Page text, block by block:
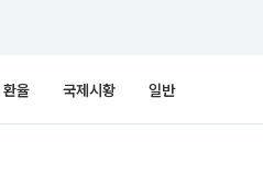
환율 국제시황 일반